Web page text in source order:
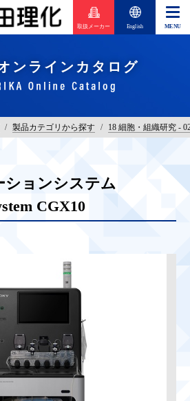
取扱メーカー English
ンラインカタログ
/ 製品カテゴリから探す / 18 細胞・組織研究 -
ションシステム
CGX10